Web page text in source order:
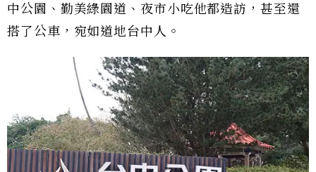
中公園、勤美綠園道、夜市小吃他都造訪，甚至還
搭了公車，宛如道地台中人。